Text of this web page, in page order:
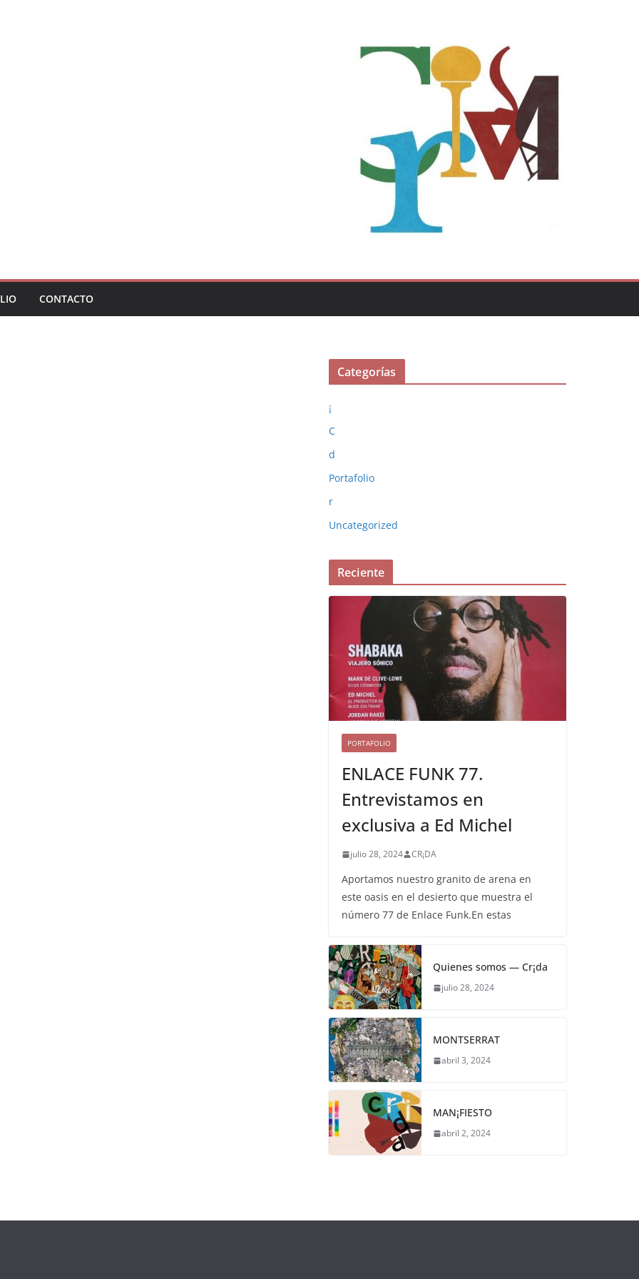
CONTACTO
Categorías
¡
C
d
Portafolio
r
Uncategorized
Reciente
PORTAFOLIO
ENLACE FUNK 77.
Entrevistamos en
exclusiva a Ed Michel
julio 28, 2024 CR¡DA
Aportamos nuestro granito de arena en
este oasis en el desierto que muestra el
número 77 de Enlace Funk.En estas
Quienes somos — Cr¡da
julio 28, 2024
MONTSERRAT
abril 3, 2024
MAN¡FIESTO
abril 2, 2024